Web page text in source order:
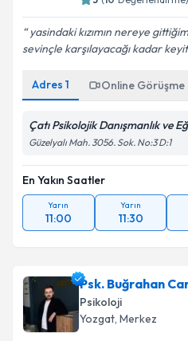
yasindaki kızımın nereye
sevinçle karşılayacağı kadar
Adres 1 Online Görüşme
Çatı Psikolojik Danışmanlık ve
Güzelyalı Mah. 3056. Sok. No:3 D:1
En Yakın Saatler
Yarın
11:00
Yarın
11:30
Psk. Buğrahan
Psikoloji
Yozgat, Merkez